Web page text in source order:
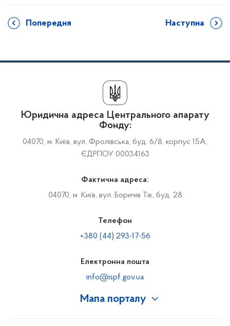
Попередня Наступна
Мапа порталу
Юридична адреса Центрального апарату
Фонду:
04070, м. Київ, вул. Фролівська, буд. 6/8, корпус 15А,
ЄДРПОУ 00034163
Фактична адреса:
04070, м. Київ, вул. Боричів Тік, буд. 28
Телефон
+380 (44) 293-17-56
Електронна пошта
info@ispf.gov.ua